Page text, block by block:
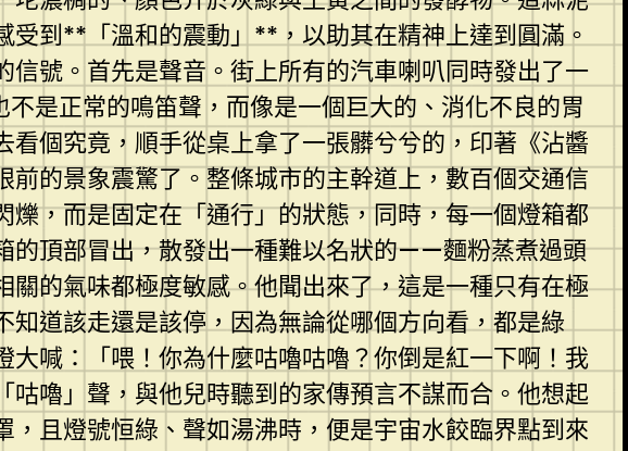
受到**「溫和的震動」**，以助其在精神上達到圓滿。
號。首先是聲音。街上所有的汽車喇叭同時發出了一
正常的鳴笛聲，而像是一個巨大的、消化不良的胃
個究竟，順手從桌上拿了一張髒兮兮的，印著《沾醬
的景象震驚了。整條城市的主幹道上，數百個交通信
，而是固定在「通行」的狀態，同時，每一個燈箱都
的頂部冒出，散發出一種難以名狀的——麵粉蒸煮過頭
的氣味都極度敏感。他聞出來了，這是一種只有在極
道該走還是該停，因為無論從哪個方向看，都是綠
喊：「喂！你為什麼咕嚕咕嚕？你倒是紅一下啊！我
嚕」聲，與他兒時聽到的家傳預言不謀而合。他想起
且燈號恒綠、聲如湯沸時，便是宇宙水餃臨界點到來